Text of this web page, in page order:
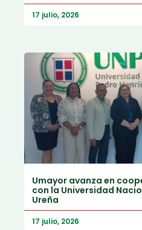
17 julio, 2026
Umayor avanza en
con la Universidad
Ureña
17 julio, 2026